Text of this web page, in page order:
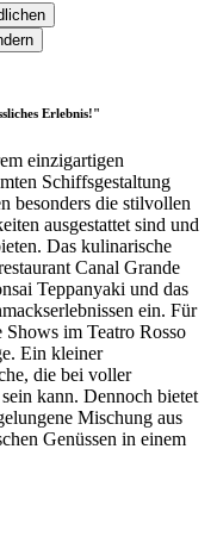
Erlebnis!"
einzigartigen
Schiffsgestaltung
besonders die stilvollen
ausgestattet sind und
Das kulinarische
Canal Grande
Teppanyaki und das
ein. Für
im Teatro Rosso
Ein kleiner
die bei voller
kann. Dennoch bietet
Mischung aus
Genüssen in einem